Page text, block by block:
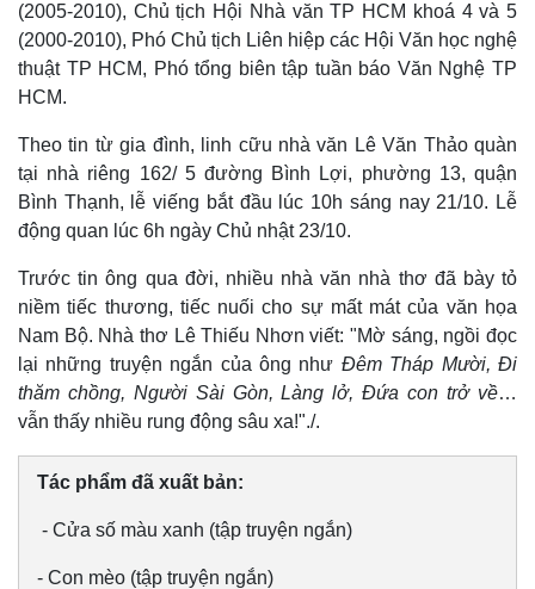
(2005-2010), Chủ tịch Hội Nhà văn TP HCM khoá 4 và 5
(2000-2010), Phó Chủ tịch Liên hiệp các Hội Văn học nghệ
thuật TP HCM, Phó tổng biên tập tuần báo Văn Nghệ TP
HCM.
Theo tin từ gia đình, linh cữu nhà văn Lê Văn Thảo quàn
tại nhà riêng 162/ 5 đường Bình Lợi, phường 13, quận
Bình Thạnh, lễ viếng bắt đầu lúc 10h sáng nay 21/10. Lễ
động quan lúc 6h ngày Chủ nhật 23/10.
Trước tin ông qua đời, nhiều nhà văn nhà thơ đã bày tỏ
niềm tiếc thương, tiếc nuối cho sự mất mát của văn họa
Nam Bộ. Nhà thơ Lê Thiếu Nhơn viết: "Mờ sáng, ngồi đọc
lại những truyện ngắn của ông như Đêm Tháp Mười, Đi
thăm chồng, Người Sài Gòn, Làng lở, Đứa con trở về…
vẫn thấy nhiều rung động sâu xa!"./.
Tác phẩm đã xuất bản:
- Cửa số màu xanh (tập truyện ngắn)
- Con mèo (tập truyện ngắn)